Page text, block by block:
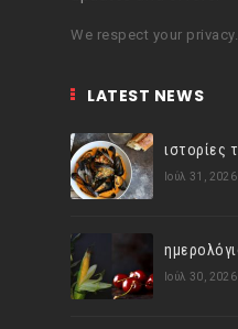
We respect your privacy.
LATEST NEWS
Ιούλ 31, 2026
Ιούλ 30, 2026